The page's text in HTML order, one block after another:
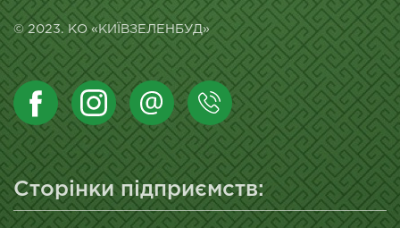
© 2023. КО «КИЇВЗЕЛЕНБУД»
Сторінки підприємств: